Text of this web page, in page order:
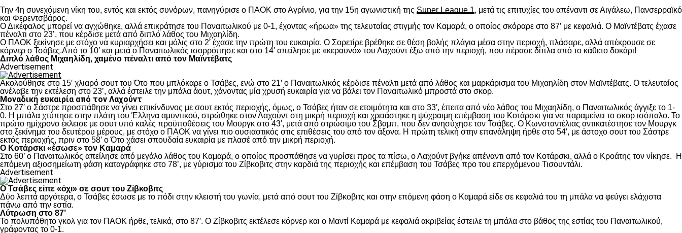
Την 4η συνεχόμενη νίκη του, εντός και εκτός συνόρων, πανηγύρισε ο ΠΑΟΚ στο Αγρίνιο, για την 15η αγωνιστική της Super League 1, μετά τις επιτυχίες του απέναντι σε Αιγάλεω, Πανσερραϊκό
και Φερεντσβάρος.
Ο Δικέφαλος μπορεί να αγχώθηκε, αλλά επικράτησε του Παναιτωλικού με 0-1, έχοντας «ήρωα» της τελευταίας στιγμής τον Καμαρά, ο οποίος σκόραρε στο 87’ με κεφαλιά. Ο Μαϊντέβατς έχασε
πέναλτι στο 23’, που κέρδισε μετά από διπλό λάθος του Μιχαηλίδη.
Ο ΠΑΟΚ ξεκίνησε με στόχο να κυριαρχήσει και μόλις στο 2′ έχασε την πρώτη του ευκαιρία. Ο Σορετίρε βρέθηκε σε θέση βολής πλάγια μέσα στην περιοχή, πλάσαρε, αλλά απέκρουσε σε
κόρνερ ο Τσάβες.Από το 10’ και μετά ο Παναιτωλικός ισορρόπησε και στο 14′ απείλησε με «κεραυνό» του Λαχούντ έξω από την περιοχή, που πέρασε δίπλα από το κάθετο δοκάρι!
Διπλό λάθος Μιχαηλίδη, χαμένο πέναλτι από τον Μαϊντέβατς
Advertisement
Ακολούθησε στο 15′ χλιαρό σουτ του Ότο που μπλόκαρε ο Τσάβες, ενώ στο 21’ ο Παναιτωλικός κέρδισε πέναλτι μετά από λάθος και μαρκάρισμα του Μιχαηλίδη στον Μαϊντέβατς. Ο τελευταίος
ανέλαβε την εκτέλεση στο 23’, αλλά έστειλε την μπάλα άουτ, χάνοντας μία χρυσή ευκαιρία για να βάλει τον Παναιτωλικό μπροστά στο σκορ.
Μοναδική ευκαιρία από τον Λαχούντ
Στο 27′ ο Σάστρε προσπάθησε να γίνει επικίνδυνος με σουτ εκτός περιοχής, όμως, ο Τσάβες ήταν σε ετοιμότητα και στο 33′, έπειτα από νέο λάθος του Μιχαηλίδη, ο Παναιτωλικός άγγιξε το 1-
0. Η μπάλα χτύπησε στην πλάτη του Έλληνα αμυντικού, στρώθηκε στον Λαχούντ στη μικρή περιοχή και χρειάστηκε η ψύχραιμη επέμβαση του Κοτάρσκι για να παραμείνει το σκορ ισόπαλο. Το
πρώτο ημίχρονο έκλεισε με σουτ υπό καλές προϋποθέσεις του Μουργκ στο 43′, μετά από στρώσιμο του Σβαμπ, που δεν ανησύχησε τον Τσάβες. Ο Κωνσταντέλιας αντικατέστησε τον Μουργκ
στο ξεκίνημα του δευτέρου μέρους, με στόχο ο ΠΑΟΚ να γίνει πιο ουσιαστικός στις επιθέσεις του από τον άξονα. Η πρώτη τελική στην επανάληψη ήρθε στο 54′, με άστοχο σουτ του Σάστρε
εκτός περιοχής, πριν στο 58′ ο Ότο χάσει σπουδαία ευκαιρία με πλασέ από την μικρή περιοχή.
Ο Κοτάρσκι «έσωσε» τον Καμαρά
Στο 60’ ο Παναιτωλικός απείλησε από μεγάλο λάθος του Καμαρά, ο οποίος προσπάθησε να γυρίσει προς τα πίσω, ο Λαχούντ βγήκε απέναντι από τον Κοτάρσκι, αλλά ο Κροάτης τον νίκησε. Η
επόμενη αξιοσημείωτη φάση καταγράφηκε στο 78’, με γύρισμα του Ζίβκοβιτς στην καρδιά της περιοχής και επέμβαση του Τσάβες προ του επερχόμενου Τισουντάλι.
Advertisement
Ο Τσάβες είπε «όχι» σε σουτ του Ζίβκοβιτς
Δύο λεπτά αργότερα, ο Τσάβες έσωσε με το πόδι στην κλειστή του γωνία, μετά από σουτ του Ζίβκοβιτς και στην επόμενη φάση ο Καμαρά είδε σε κεφαλιά του τη μπάλα να φεύγει ελάχιστα
πάνω από την εστία.
Λύτρωση στο 87’
Το πολυπόθητο γκολ για τον ΠΑΟΚ ήρθε, τελικά, στο 87′. Ο Ζίβκοβιτς εκτέλεσε κόρνερ και ο Μαντί Καμαρά με κεφαλιά ακριβείας έστειλε τη μπάλα στο βάθος της εστίας του Παναιτωλικού,
γράφοντας το 0-1.